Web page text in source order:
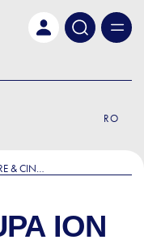
RO
& CINEMA
ION